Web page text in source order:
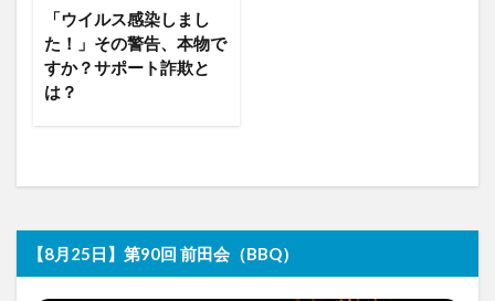
「ウイルス感染しまし
た！」その警告、本物で
すか？サポート詐欺と
は？
【8月25日】第90回 前田会（BBQ）